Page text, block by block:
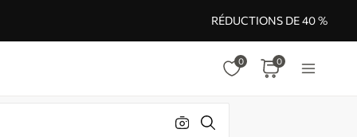
RÉDUCTIONS DE 40 %
0 0